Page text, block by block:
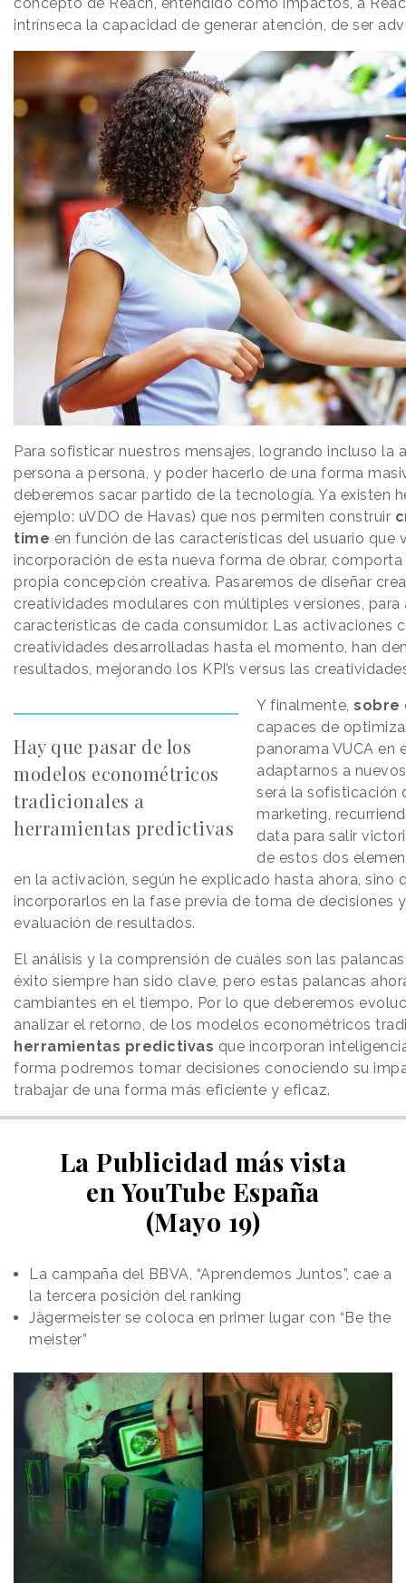
intrínseca la capacidad de generar atención, de ser
Para sofisticar nuestros mensajes, logrando incluso la
persona a persona, y poder hacerlo de una forma
deberemos sacar partido de la tecnología. Ya existen
ejemplo: uVDO de Havas) que nos permiten construir
time en función de las características del usuario que
incorporación de esta nueva forma de obrar,
propia concepción creativa. Pasaremos de diseñar
creatividades modulares con múltiples versiones, para
características de cada consumidor. Las activaciones
creatividades desarrolladas hasta el momento, han
resultados, mejorando los KPI’s versus las
Hay que pasar de los
modelos econométricos
tradicionales a
herramientas predictivas
Y finalmente, sobre
capaces de
panorama VUCA en
adaptarnos a
será la sofisticación
marketing,
data para salir
de estos dos
en la activación, según he explicado hasta ahora, sino
incorporarlos en la fase previa de toma de decisiones
evaluación de resultados.
El análisis y la comprensión de cuáles son las
éxito siempre han sido clave, pero estas palancas
cambiantes en el tiempo. Por lo que deberemos
analizar el retorno, de los modelos econométricos
herramientas predictivas que incorporan
forma podremos tomar decisiones conociendo su
trabajar de una forma más eficiente y eficaz.
La Publicidad más vista
en YouTube España
(Mayo 19)
La campaña del BBVA, “Aprendemos Juntos”, cae a
la tercera posición del ranking
Jägermeister se coloca en primer lugar con “Be the
meister”